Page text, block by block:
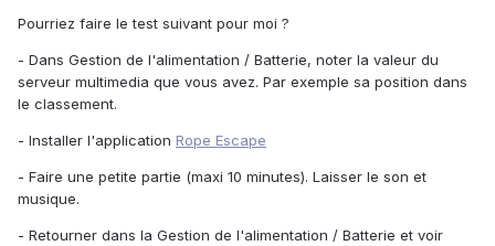
Pourriez faire le test suivant pour moi ?
- Dans Gestion de l'alimentation / Batterie, noter la valeur du
serveur multimedia que vous avez. Par exemple sa position dans
le classement.
- Installer l'application Rope Escape
- Faire une petite partie (maxi 10 minutes). Laisser le son et
musique.
- Retourner dans la Gestion de l'alimentation / Batterie et voir